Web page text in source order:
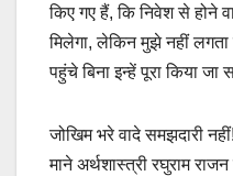
किए गए हैं, कि निवेश से होने
मिलेगा, लेकिन मुझे नहीं
पहुंचे बिना इन्हें पूरा किया जा
जोखिम भरे वादे समझदारी
माने अर्थशास्त्री रघुराम